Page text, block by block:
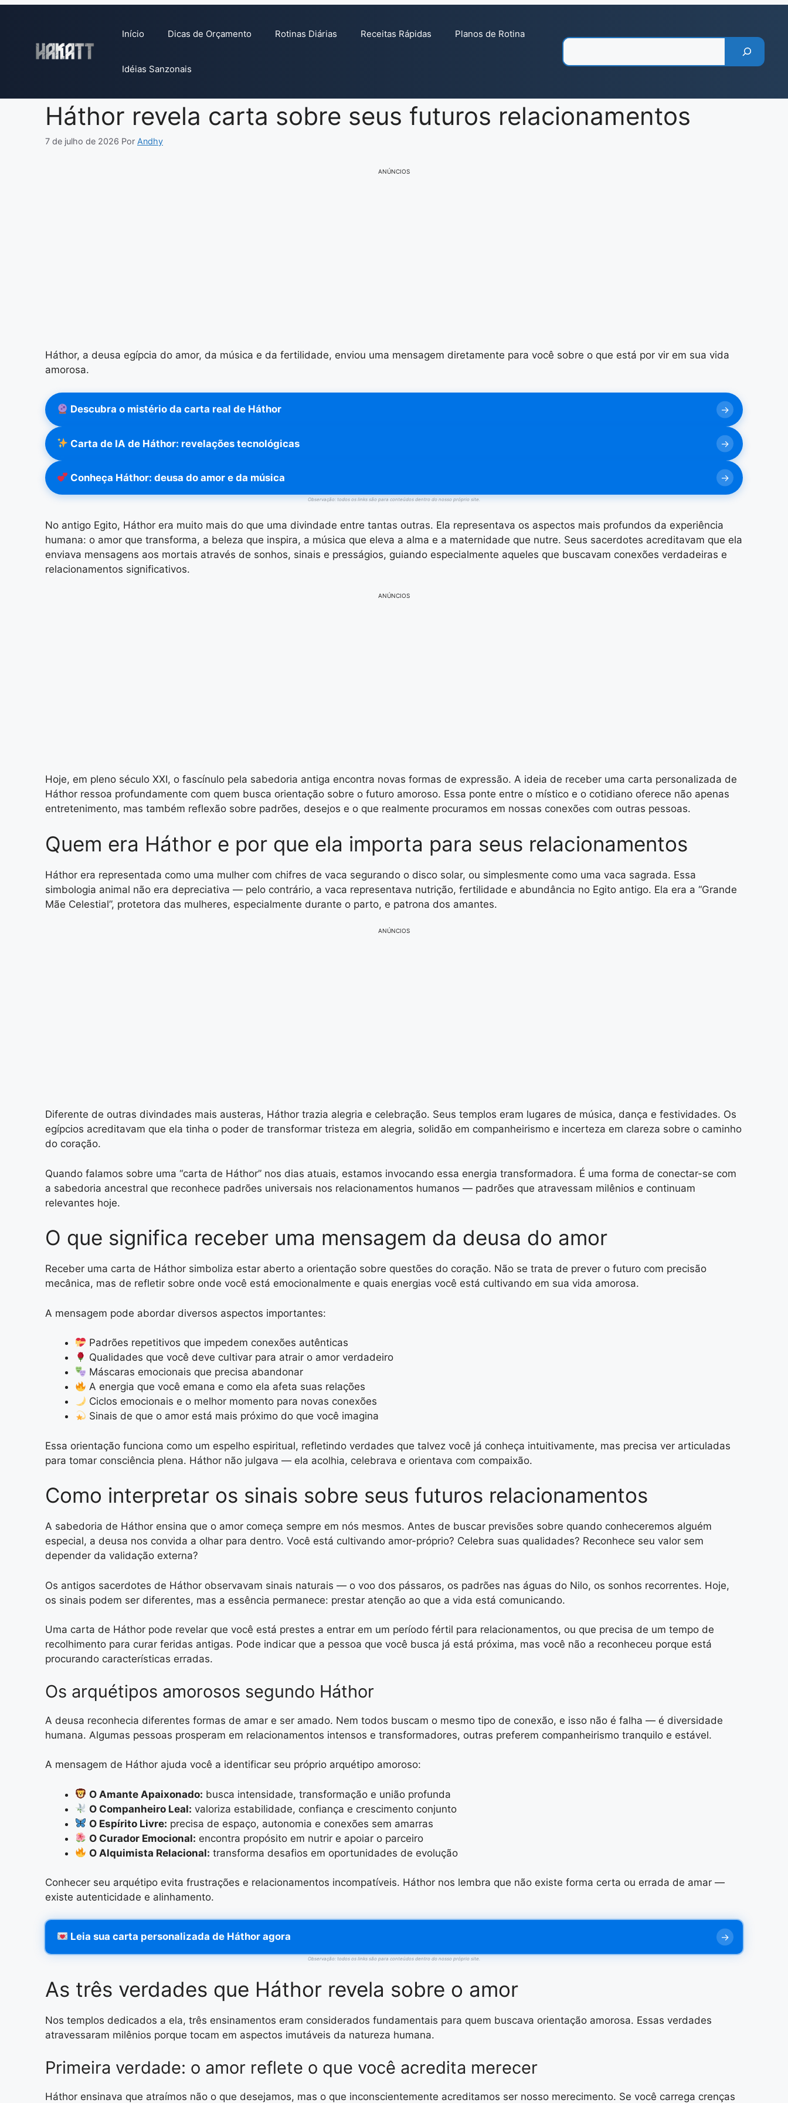
conteúdo
Início Dicas de Orçamento Rotinas Diárias Receitas Rápidas Planos de Rotina
Idéias Sanzonais
Háthor revela carta sobre seus futuros relacionamentos
7 de julho de 2026 Por Andhy
ANÚNCIOS
Háthor, a deusa egípcia do amor, da música e da fertilidade, enviou uma mensagem diretamente para você sobre o que está por vir em sua vida
amorosa.
Descubra o mistério da carta real de Háthor
Carta de IA de Háthor: revelações tecnológicas
Conheça Háthor: deusa do amor e da música
Observação: todos os links são para conteúdos dentro do nosso próprio site.
No antigo Egito, Háthor era muito mais do que uma divindade entre tantas outras. Ela representava os aspectos mais profundos da experiência
humana: o amor que transforma, a beleza que inspira, a música que eleva a alma e a maternidade que nutre. Seus sacerdotes acreditavam que ela
enviava mensagens aos mortais através de sonhos, sinais e presságios, guiando especialmente aqueles que buscavam conexões verdadeiras e
relacionamentos significativos.
ANÚNCIOS
Hoje, em pleno século XXI, o fascínulo pela sabedoria antiga encontra novas formas de expressão. A ideia de receber uma carta personalizada de
Háthor ressoa profundamente com quem busca orientação sobre o futuro amoroso. Essa ponte entre o místico e o cotidiano oferece não apenas
entretenimento, mas também reflexão sobre padrões, desejos e o que realmente procuramos em nossas conexões com outras pessoas.
Quem era Háthor e por que ela importa para seus relacionamentos
Háthor era representada como uma mulher com chifres de vaca segurando o disco solar, ou simplesmente como uma vaca sagrada. Essa
simbologia animal não era depreciativa — pelo contrário, a vaca representava nutrição, fertilidade e abundância no Egito antigo. Ela era a “Grande
Mãe Celestial”, protetora das mulheres, especialmente durante o parto, e patrona dos amantes.
ANÚNCIOS
Diferente de outras divindades mais austeras, Háthor trazia alegria e celebração. Seus templos eram lugares de música, dança e festividades. Os
egípcios acreditavam que ela tinha o poder de transformar tristeza em alegria, solidão em companheirismo e incerteza em clareza sobre o caminho
do coração.
Quando falamos sobre uma “carta de Háthor” nos dias atuais, estamos invocando essa energia transformadora. É uma forma de conectar-se com
a sabedoria ancestral que reconhece padrões universais nos relacionamentos humanos — padrões que atravessam milênios e continuam
relevantes hoje.
O que significa receber uma mensagem da deusa do amor
Receber uma carta de Háthor simboliza estar aberto a orientação sobre questões do coração. Não se trata de prever o futuro com precisão
mecânica, mas de refletir sobre onde você está emocionalmente e quais energias você está cultivando em sua vida amorosa.
A mensagem pode abordar diversos aspectos importantes:
Padrões repetitivos que impedem conexões autênticas
Qualidades que você deve cultivar para atrair o amor verdadeiro
Máscaras emocionais que precisa abandonar
A energia que você emana e como ela afeta suas relações
Ciclos emocionais e o melhor momento para novas conexões
Sinais de que o amor está mais próximo do que você imagina
Essa orientação funciona como um espelho espiritual, refletindo verdades que talvez você já conheça intuitivamente, mas precisa ver articuladas
para tomar consciência plena. Háthor não julgava — ela acolhia, celebrava e orientava com compaixão.
Como interpretar os sinais sobre seus futuros relacionamentos
A sabedoria de Háthor ensina que o amor começa sempre em nós mesmos. Antes de buscar previsões sobre quando conheceremos alguém
especial, a deusa nos convida a olhar para dentro. Você está cultivando amor-próprio? Celebra suas qualidades? Reconhece seu valor sem
depender da validação externa?
Os antigos sacerdotes de Háthor observavam sinais naturais — o voo dos pássaros, os padrões nas águas do Nilo, os sonhos recorrentes. Hoje,
os sinais podem ser diferentes, mas a essência permanece: prestar atenção ao que a vida está comunicando.
Uma carta de Háthor pode revelar que você está prestes a entrar em um período fértil para relacionamentos, ou que precisa de um tempo de
recolhimento para curar feridas antigas. Pode indicar que a pessoa que você busca já está próxima, mas você não a reconheceu porque está
procurando características erradas.
Os arquétipos amorosos segundo Háthor
A deusa reconhecia diferentes formas de amar e ser amado. Nem todos buscam o mesmo tipo de conexão, e isso não é falha — é diversidade
humana. Algumas pessoas prosperam em relacionamentos intensos e transformadores, outras preferem companheirismo tranquilo e estável.
A mensagem de Háthor ajuda você a identificar seu próprio arquétipo amoroso:
O Amante Apaixonado: busca intensidade, transformação e união profunda
O Companheiro Leal: valoriza estabilidade, confiança e crescimento conjunto
O Espírito Livre: precisa de espaço, autonomia e conexões sem amarras
O Curador Emocional: encontra propósito em nutrir e apoiar o parceiro
O Alquimista Relacional: transforma desafios em oportunidades de evolução
Conhecer seu arquétipo evita frustrações e relacionamentos incompatíveis. Háthor nos lembra que não existe forma certa ou errada de amar —
existe autenticidade e alinhamento.
Leia sua carta personalizada de Háthor agora
Observação: todos os links são para conteúdos dentro do nosso próprio site.
As três verdades que Háthor revela sobre o amor
Nos templos dedicados a ela, três ensinamentos eram considerados fundamentais para quem buscava orientação amorosa. Essas verdades
atravessaram milênios porque tocam em aspectos imutáveis da natureza humana.
Primeira verdade: o amor reflete o que você acredita merecer
Háthor ensinava que atraímos não o que desejamos, mas o que inconscientemente acreditamos ser nosso merecimento. Se você carrega crenças